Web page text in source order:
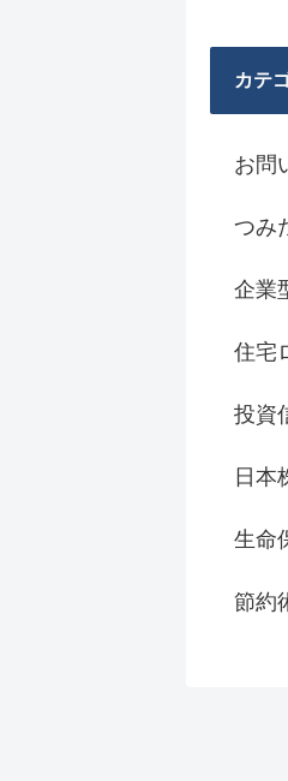
カテ
お問
つみ
企業
住宅
投資
日本
生命
節約